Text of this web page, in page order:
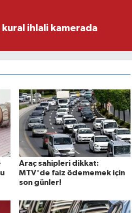
ihlali kamerada
Araç sahipleri dikkat:
MTV'de faiz ödememek için
son günler!